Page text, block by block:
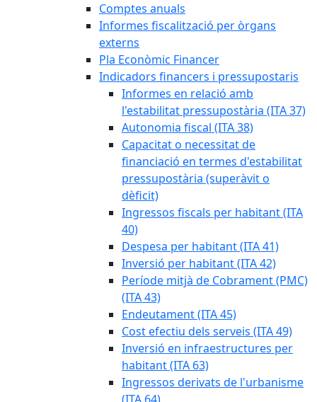
Comptes anuals
Informes fiscalització per òrgans
externs
Pla Econòmic Financer
Indicadors financers i pressupostaris
Informes en relació amb
l'estabilitat pressupostària (ITA 37)
Autonomia fiscal (ITA 38)
Capacitat o necessitat de
financiació en termes d'estabilitat
pressupostària (superàvit o
dèficit)
Ingressos fiscals per habitant (ITA
40)
Despesa per habitant (ITA 41)
Inversió per habitant (ITA 42)
Període mitjà de Cobrament (PMC)
(ITA 43)
Endeutament (ITA 45)
Cost efectiu dels serveis (ITA 49)
Inversió en infraestructures per
habitant (ITA 63)
Ingressos derivats de l'urbanisme